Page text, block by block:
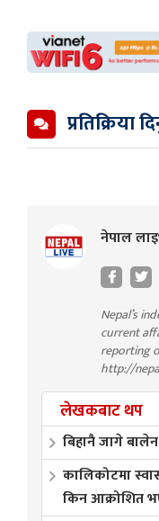
प्रतिक्रिया
नेपाल
Nepal’s
current
reporting
http://
लेखकबाट थप
बिहानै जागे
कालिकोटमा
किन आक्रोशित